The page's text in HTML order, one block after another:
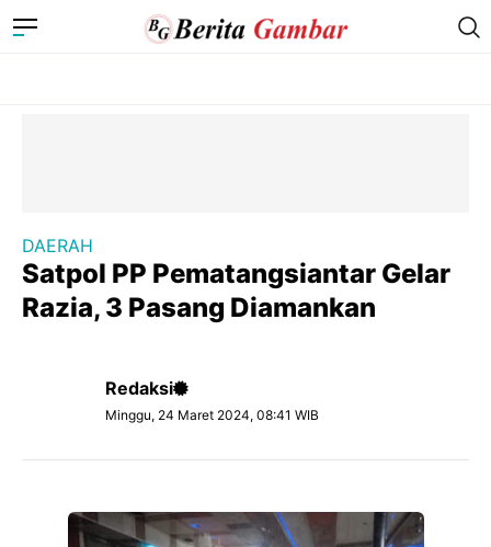
DAERAH
Satpol PP Pematangsiantar Gelar
Razia, 3 Pasang Diamankan
Redaksi
Minggu, 24 Maret 2024, 08:41 WIB